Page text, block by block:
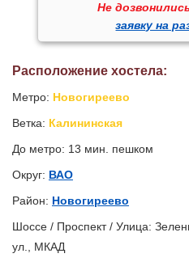
Не
заявку на
Расположение хостела:
Метро: Новогиреево
Ветка: Калининская
До метро: 13 мин. пешком
Округ: ВАО
Район: Новогиреево
Шоссе / Проспект / Улица:
ул., МКАД